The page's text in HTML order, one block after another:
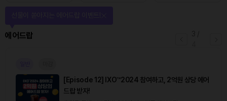
에어드랍
[Episode 12] IXO™2024 참여하고, 2억원 상당 에어
드랍 받자!